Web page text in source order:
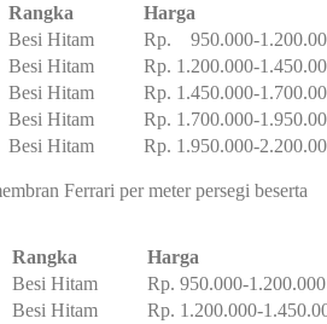
Rangka
Harga
Besi Hitam
Rp. 950.000-
Besi Hitam
Rp. 1.200.000-
Besi Hitam
Rp. 1.450.000-
Besi Hitam
Rp. 1.700.000-
Besi Hitam Rp. 1.950.000-
Ferrari per meter persegi beserta
Rangka
Harga
Besi Hitam
Rp. 950.000-1.200.000
Besi Hitam
Rp. 1.200.000-